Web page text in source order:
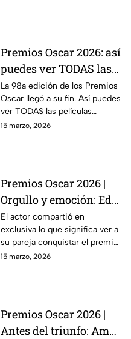
Premios Oscar 2026: así
puedes ver TODAS las
películas GANADORAS
de la ceremonia
La 98a edición de los Premios
Oscar llegó a su fin. Así puedes
ver TODAS las películas
ganadoras de los Oscars 2026:
15 marzo, 2026
Premios Oscar 2026 |
Orgullo y emoción: Ed
Harris acomapañ el
triunfo de su esposa
como Mejor Actriz
El actor compartió en
exclusiva lo que significa ver a
su pareja conquistar el premio
más importante.
15 marzo, 2026
Premios Oscar 2026 |
Antes del triunfo: Amy